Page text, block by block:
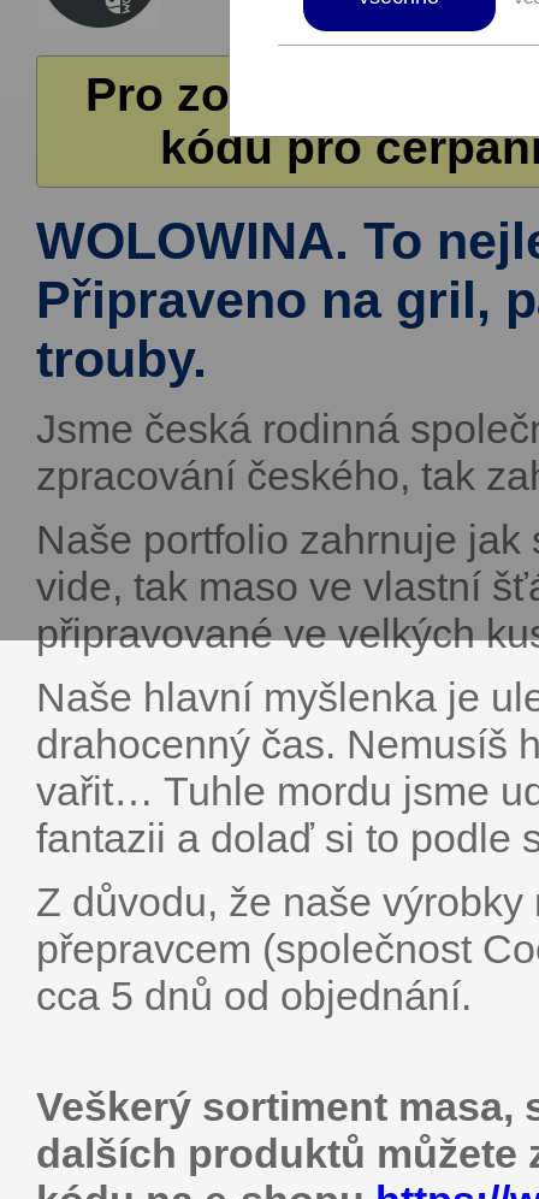
Pro zobrazení
kódů pro
WOLOWINA. To
Připraveno na gril,
trouby.
Jsme česká rodinná
zpracování českého, tak
Naše portfolio zahrnuje
vide, tak maso ve vlastní
připravované ve velkých
Naše hlavní myšlenka je
drahocenný čas. Nemusíš
vařit… Tuhle mordu jsme
fantazii a dolaď si to podle
Z důvodu, že naše
přepravcem (společnost
cca 5 dnů od objednání.
Veškerý sortiment masa,
dalších produktů můžete